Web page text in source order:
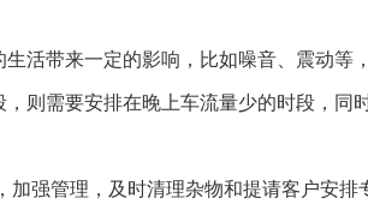
活带来一定的影响，比如噪音、震动等
则需要安排在晚上车流量少的时段，同
加强管理，及时清理杂物和提请客户安